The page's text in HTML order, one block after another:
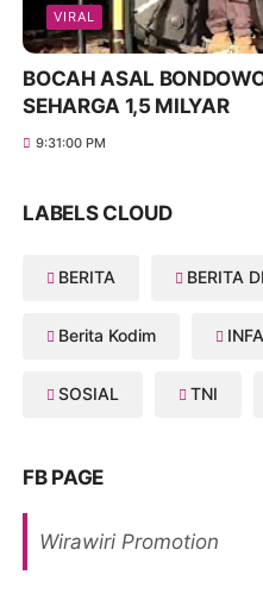
VIRAL
BOCAH ASAL
SEHARGA 1,5 MILYAR
9:31:00 PM
LABELS CLOUD
BERITA BERITA
Berita Kodim
SOSIAL TNI
FB PAGE
Wirawiri Promotion